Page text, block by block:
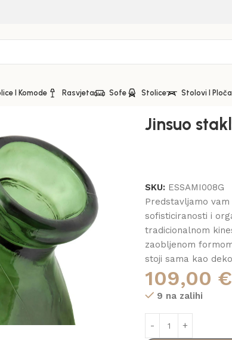
I Komode Rasvjeta Sofe Stolice Stolovi I
Jinsuo
SKU: ESSAMI008G
Predstavljamo vam
sofisticiranosti i
tradicionalnom
zaobljenom
stoji sama kao
109,00 €
9 na zalihi